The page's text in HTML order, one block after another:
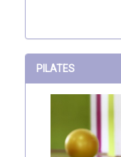
PILATES